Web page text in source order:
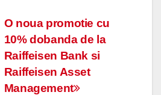
O noua promotie cu
10% dobanda de la
Raiffeisen Bank si
Raiffeisen Asset
Management